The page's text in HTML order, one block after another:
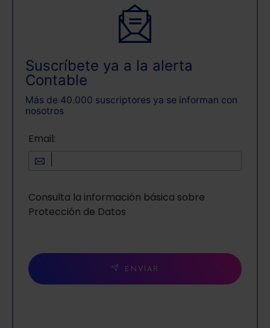
Suscríbete ya a la alerta
Contable
Más de 40.000 suscriptores ya se informan con
nosotros
Email:
Consulta la información básica sobre
Protección de Datos
ENVIAR